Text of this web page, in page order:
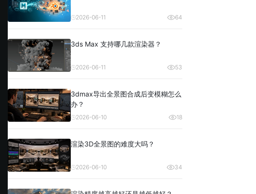
2026-06-11 64
3ds Max 支持哪几款渲染器？
2026-06-11 53
3dmax导出全景图合成后变模糊怎么
办？
2026-06-10 18
渲染3D全景图的难度大吗？
2026-06-10 34